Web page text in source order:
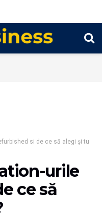
si de ce să alegi și tu
urile
ce să